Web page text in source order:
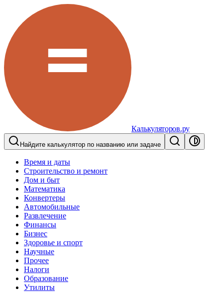
Калькуляторов.ру
Найдите калькулятор по названию или задаче
Время и даты
Строительство и ремонт
Дом и быт
Математика
Конвертеры
Автомобильные
Развлечение
Финансы
Бизнес
Здоровье и спорт
Научные
Прочее
Налоги
Образование
Утилиты